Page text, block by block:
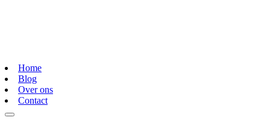
Home
Blog
Over ons
Contact